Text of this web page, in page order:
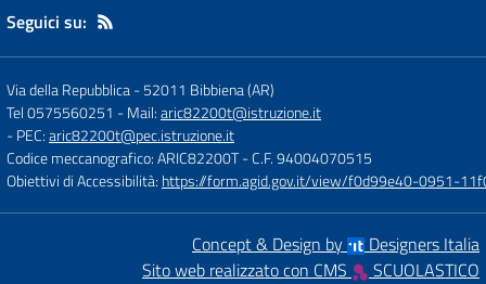
Seguici su:
Via della Repubblica-52011 Bibbiena (AR)
Tel 0575560251 - Mail:aric82200t@istruzione.it
- PEC:aric82200t@pec.istruzione.it
Codice meccanografico: ARIC82200T- C.F. 94004070515
Obiettivi di Accessibilità: https://form.agid.gov.it/view/f0d99e40-0951-
Concept & Design by
Designers Italia
Sito web realizzato con CMS
SCUOLASTICO